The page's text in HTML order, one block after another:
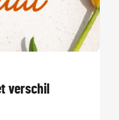
verschil